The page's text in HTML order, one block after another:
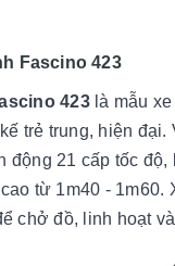
Fascino 423
423là mẫu xe
trẻ trung, hiện đại.
động 21 cấp tốc độ,
từ 1m40 - 1m60.
chở đồ, linh hoạt